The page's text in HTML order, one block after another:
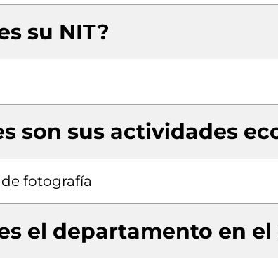
su NIT?
son sus actividades
fotografía
el departamento en